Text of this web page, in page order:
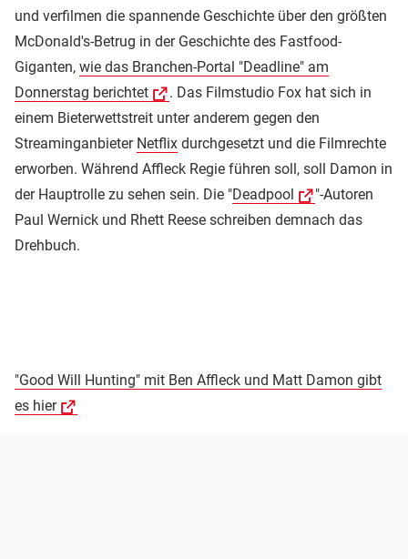
und verfilmen die spannende Geschichte über den größten
McDonald's-Betrug in der Geschichte des Fastfood-
Giganten, wie das Branchen-Portal "Deadline" am
Donnerstag berichtet
. Das Filmstudio Fox hat sich in
einem Bieterwettstreit unter anderem gegen den
Streaminganbieter Netflix durchgesetzt und die Filmrechte
erworben. Während Affleck Regie führen soll, soll Damon in
der Hauptrolle zu sehen sein. Die "Deadpool
"-Autoren
Paul Wernick und Rhett Reese schreiben demnach das
Drehbuch.
"Good Will Hunting" mit Ben Affleck und Matt Damon gibt
es hier